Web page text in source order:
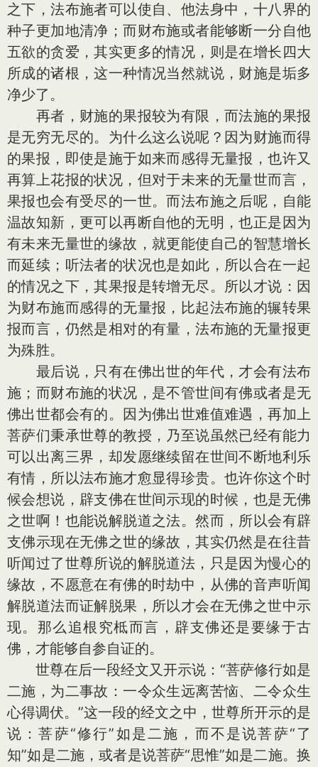
之下，法布施者可以使自、他法身中，十八界的
种子更加地清净；而财布施或者能够断一分自他
五欲的贪爱，其实更多的情况，则是在增长四大
所成的诸根，这一种情况当然就说，财施是垢多
净少了。
再者，财施的果报较为有限，而法施的果报
是无穷无尽的。为什么这么说呢？因为财施而得
的果报，即使是施于如来而感得无量报，也许又
再算上花报的状况，但对于未来的无量世而言，
果报也会有受尽的一世。而法布施之后呢，自能
温故知新，更可以再断自他的无明，也正是因为
有未来无量世的缘故，就更能使自己的智慧增长
而延续；听法者的状况也是如此，所以合在一起
的情况之下，其果报是转增无尽。所以才说：因
为财布施而感得的无量报，比起法布施的辗转果
报而言，仍然是相对的有量，法布施的无量报更
为殊胜。
最后说，只有在佛出世的年代，才会有法布
施；而财布施的状况，是不管世间有佛或者是无
佛出世都会有的。因为佛出世难值难遇，再加上
菩萨们秉承世尊的教授，乃至说虽然已经有能力
可以出离三界，却发愿继续留在世间不断地利乐
有情，所以法布施才愈显得珍贵。也许你这个时
候会想说，辟支佛在世间示现的时候，也是无佛
之世啊！也能说解脱道之法。然而，所以会有辟
支佛示现在无佛之世的缘故，其实仍然是在往昔
听闻过了世尊所说的解脱道法，只是因为慢心的
缘故，不愿意在有佛的时劫中，从佛的音声听闻
解脱道法而证解脱果，所以才会在无佛之世中示
现。那么追根究柢而言，辟支佛还是要缘于古
佛，才能够自参自证的。
世尊在后一段经文又开示说：“菩萨修行如是
二施，为二事故：一令众生远离苦恼、二令众生
心得调伏。”这一段的经文之中，世尊所开示的是
说：菩萨“修行”如是二施，而不是说菩萨“了
知”如是二施，或者是说菩萨“思惟”如是二施。换